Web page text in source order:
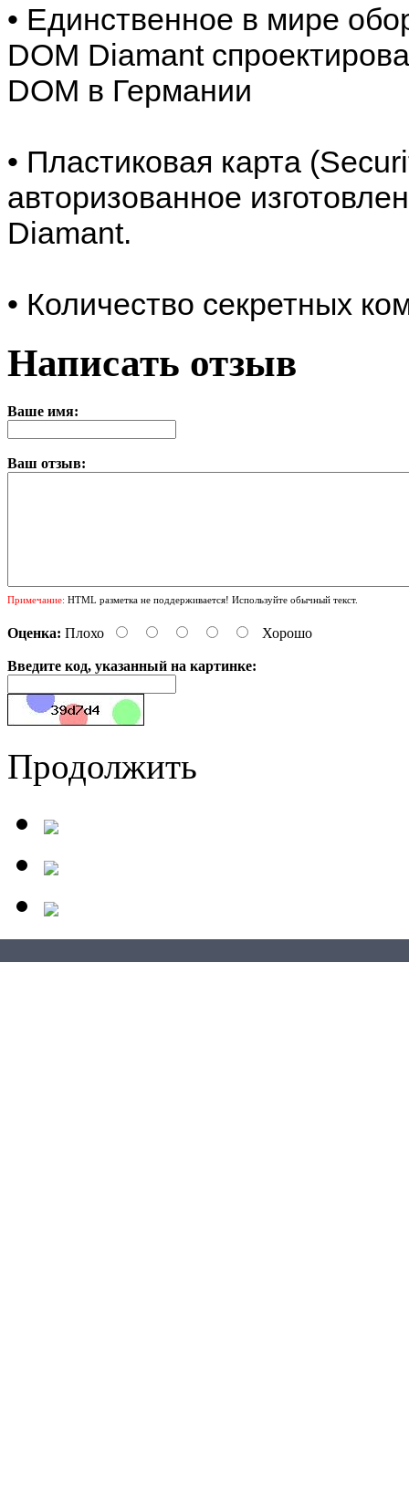
• Единственное в мире
DOM Diamant
DOM в Германии
• Пластиковая карта
авторизованное
Diamant.
• Количество секретных
Написать отзыв
Ваше имя:
Ваш отзыв:
Примечание: HTML разметка не поддерживается! Используйте обычный текст.
Оценка: Плохо Хорошо
Введите код, указанный на картинке:
Продолжить